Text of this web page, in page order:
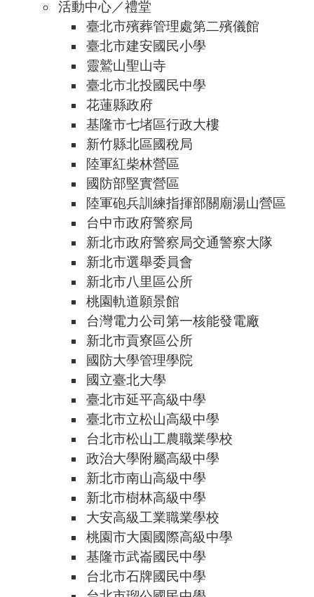
活動中心／禮堂
臺北市殯葬管理處第二殯儀館
臺北市建安國民小學
靈鷲山聖山寺
臺北市北投國民中學
花蓮縣政府
基隆市七堵區行政大樓
新竹縣北區國稅局
陸軍紅柴林營區
國防部堅實營區
陸軍砲兵訓練指揮部關廟湯山營區
台中市政府警察局
新北市政府警察局交通警察大隊
新北市選舉委員會
新北市八里區公所
桃園軌道願景館
台灣電力公司第一核能發電廠
新北市貢寮區公所
國防大學管理學院
國立臺北大學
臺北市延平高級中學
臺北市立松山高級中學
台北市松山工農職業學校
政治大學附屬高級中學
新北市南山高級中學
新北市樹林高級中學
大安高級工業職業學校
桃園市大園國際高級中學
基隆市武崙國民中學
台北市石牌國民中學